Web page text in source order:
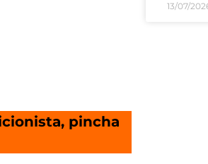
pincha
13/07/